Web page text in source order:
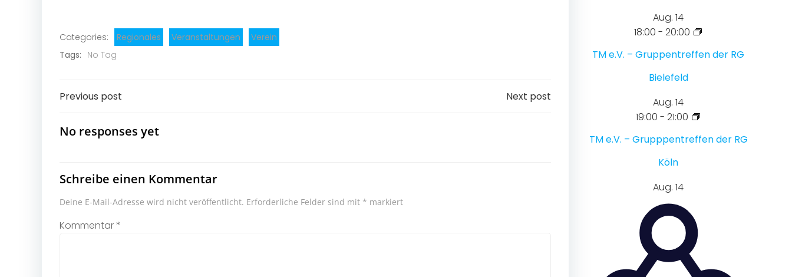
Categories: Regionales Veranstaltungen
Verein
Tags: No Tag
Post
navigation
Previous post Next post
No responses yet
Schreibe einen Kommentar
Deine E-Mail-Adresse wird nicht veröffentlicht. Erforderliche Felder sind mit * markiert
Kommentar*
Aug. 14
18:00 - 20:00
TM e.V. – Gruppentreffen der RG
Bielefeld
Aug. 14
19:00 - 21:00
TM e.V. – Grupppentreffen der RG
Köln
Aug. 14